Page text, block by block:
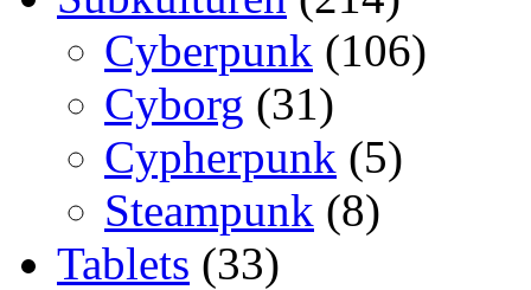
Cyberpunk (106)
Cyborg (31)
Cypherpunk (5)
Steampunk (8)
Tablets (33)